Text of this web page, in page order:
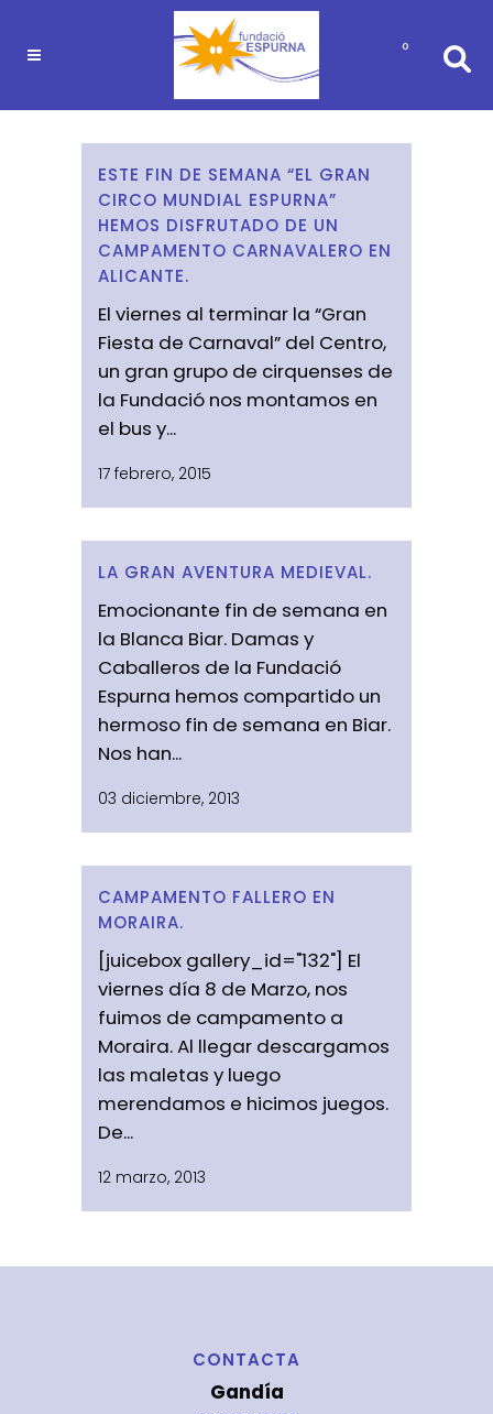
0
ESTE FIN DE SEMANA “EL GRAN
CIRCO MUNDIAL ESPURNA”
HEMOS DISFRUTADO DE UN
CAMPAMENTO CARNAVALERO EN
ALICANTE.
El viernes al terminar la “Gran
Fiesta de Carnaval” del Centro,
un gran grupo de cirquenses de
la Fundació nos montamos en
el bus y...
17 febrero, 2015
LA GRAN AVENTURA MEDIEVAL.
Emocionante fin de semana en
la Blanca Biar. Damas y
Caballeros de la Fundació
Espurna hemos compartido un
hermoso fin de semana en Biar.
Nos han...
03 diciembre, 2013
CAMPAMENTO FALLERO EN
MORAIRA.
[juicebox gallery_id="132"] El
viernes día 8 de Marzo, nos
fuimos de campamento a
Moraira. Al llegar descargamos
las maletas y luego
merendamos e hicimos juegos.
De...
12 marzo, 2013
CONTACTA
Gandía